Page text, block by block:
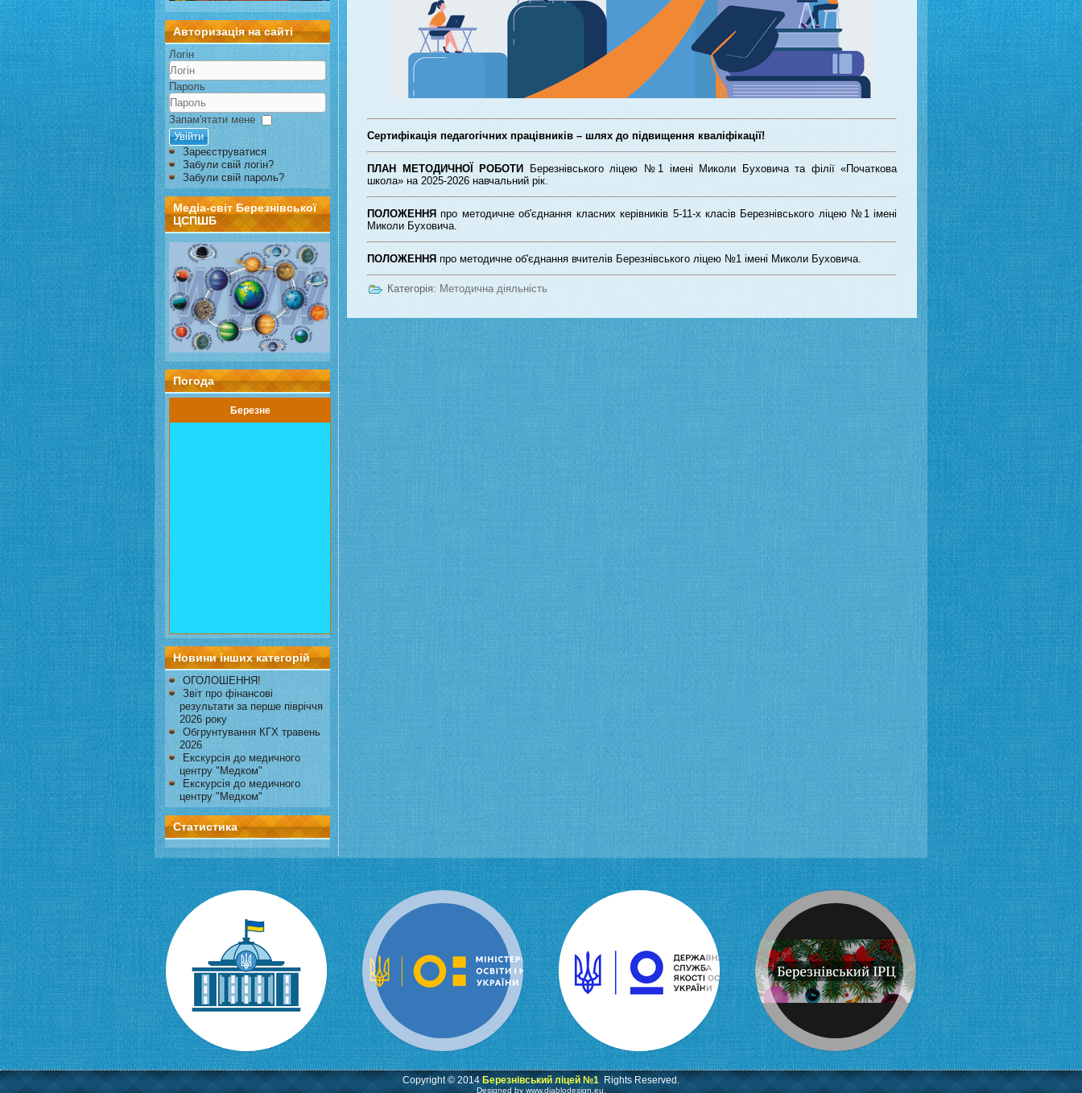
Авторизація на сайті
Логін
Пароль
Запам'ятати мене
Увійти
Зареєструватися
Забули свій логін?
Забули свій пароль?
Медіа-світ Березнівської
ЦСПШБ
Погода
Березне
Новини інших категорій
ОГОЛОШЕННЯ!
Звіт про фінансові
результати за перше півріччя
2026 року
Обгрунтування КГХ травень
2026
Екскурсія до медичного
центру "Медком"
Екскурсія до медичного
центру "Медком"
Статистика
Сертифікація педагогічних працівників – шлях до підвищення кваліфікації!
ПЛАН МЕТОДИЧНОЇ РОБОТИ
Березнівського ліцею №1 імені Миколи Буховича та філії «Початкова
школа» на 2025-2026 навчальний рік.
ПОЛОЖЕННЯ про методичне об'єднання класних керівників 5-11-х класів Березнівського ліцею №1 імені
Миколи Буховича.
ПОЛОЖЕННЯ про методичне об'єднання вчителів Березнівського ліцею №1 імені Миколи Буховича.
Категорія: Методична діяльність
Copyright © 2014Березнівський ліцей №1 Rights Reserved.
Designed bywww.diablodesign.eu.